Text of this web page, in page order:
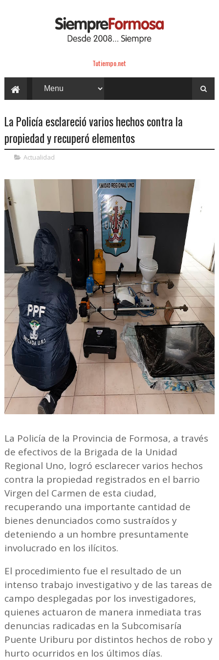
Tutiempo.net
La Policía esclareció varios hechos contra la
propiedad y recuperó elementos
Actualidad
La Policía de la Provincia de Formosa, a través
de efectivos de la Brigada de la Unidad
Regional Uno, logró esclarecer varios hechos
contra la propiedad registrados en el barrio
Virgen del Carmen de esta ciudad,
recuperando una importante cantidad de
bienes denunciados como sustraídos y
deteniendo a un hombre presuntamente
involucrado en los ilícitos.
El procedimiento fue el resultado de un
intenso trabajo investigativo y de las tareas de
campo desplegadas por los investigadores,
quienes actuaron de manera inmediata tras
denuncias radicadas en la Subcomisaría
Puente Uriburu por distintos hechos de robo y
hurto ocurridos en los últimos días.